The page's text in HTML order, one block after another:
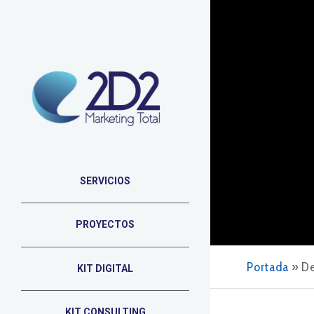
SERVICIOS
PROYECTOS
KIT DIGITAL Portada »